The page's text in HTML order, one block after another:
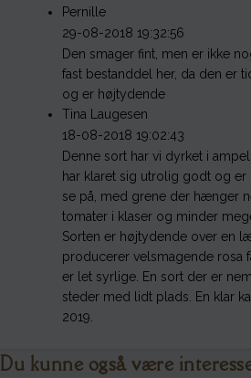
Pernille
29-08-2018 19:32:56
Den smager fint, men er ikke
fast bestanddel her, da den er
og er højtydende
Tina Laugesen
18-08-2018 19:02:43
Denne sort har vi dyrket i
har klaret sig utrolig godt og er
se på, med grene der hænger
tomater i klaser og minder
Sorten er højtydende over en
producerer velsmagende rosa
er let syrlige. En sort der er
steder med lidt plads. En klar
2019.
Du kunne også være